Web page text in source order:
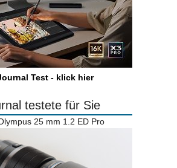
Test - klick hier
testete für Sie
25 mm 1.2 ED Pro